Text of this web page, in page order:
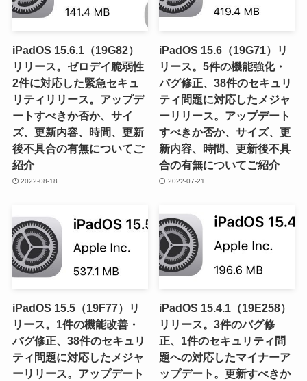
iPadOS 15.6.1（19G82）
リリース。ゼロデイ脆弱性
2件に対応した緊急セキュ
リティリリース。アップデ
ートすべきか否か、サイ
ズ、更新内容、時間、更新
後不具合の有無についてご
紹介
2022-08-18
iPadOS 15.6（19G71）リ
リース。5件の機能強化・
バグ修正、38件のセキュリ
ティ問題に対応したメジャ
ーリリース。アップデート
すべきか否か、サイズ、更
新内容、時間、更新後不具
合の有無についてご紹介
2022-07-21
iPadOS 15.5（19F77）リ
リース。1件の機能改善・
バグ修正、38件のセキュリ
ティ問題に対応したメジャ
ーリリース。アップデート
iPadOS 15.4.1（19E258）
リリース。3件のバグ修
正、1件のセキュリティ問
題への対応したマイナーア
ップデート。更新すべきか